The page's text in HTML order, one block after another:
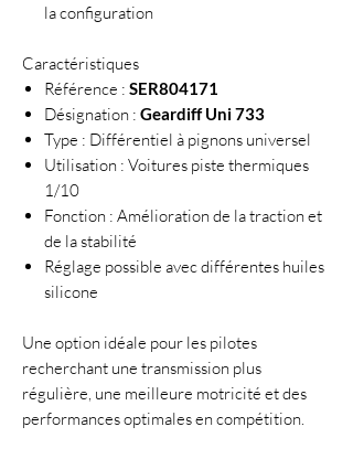
la configuration
Caractéristiques
Référence : SER804171
Désignation : Geardiff Uni 733
Type : Différentiel à pignons universel
Utilisation : Voitures piste thermiques
1/10
Fonction : Amélioration de la traction et
de la stabilité
Réglage possible avec différentes huiles
silicone
Une option idéale pour les pilotes
recherchant une transmission plus
régulière, une meilleure motricité et des
performances optimales en compétition.